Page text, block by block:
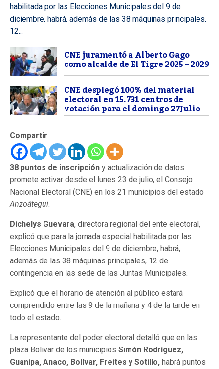
habilitada por las Elecciones Municipales del 9 de
diciembre, habrá, además de las 38 máquinas principales,
12...
CNE juramentó a Alberto Gago
como alcalde de El Tigre 2025 – 2029
CNE desplegó 100% del material
electoral en 15.731 centros de
votación para el domingo 27Julio
Compartir
38 puntos de inscripción y actualización de datos
promete activar desde el lunes 23 de julio, el Consejo
Nacional Electoral (CNE) en los 21 municipios del estado
Anzoátegui.
Dichelys Guevara, directora regional del ente electoral,
explicó que para la jornada especial habilitada por las
Elecciones Municipales del 9 de diciembre, habrá,
además de las 38 máquinas principales, 12 de
contingencia en las sede de las Juntas Municipales.
Explicó que el horario de atención al público estará
comprendido entre las 9 de la mañana y 4 de la tarde en
todo el estado.
La representante del poder electoral detalló que en las
plaza Bolívar de los municipios Simón Rodríguez,
Guanipa, Anaco, Bolívar, Freites y Sotillo, habrá puntos